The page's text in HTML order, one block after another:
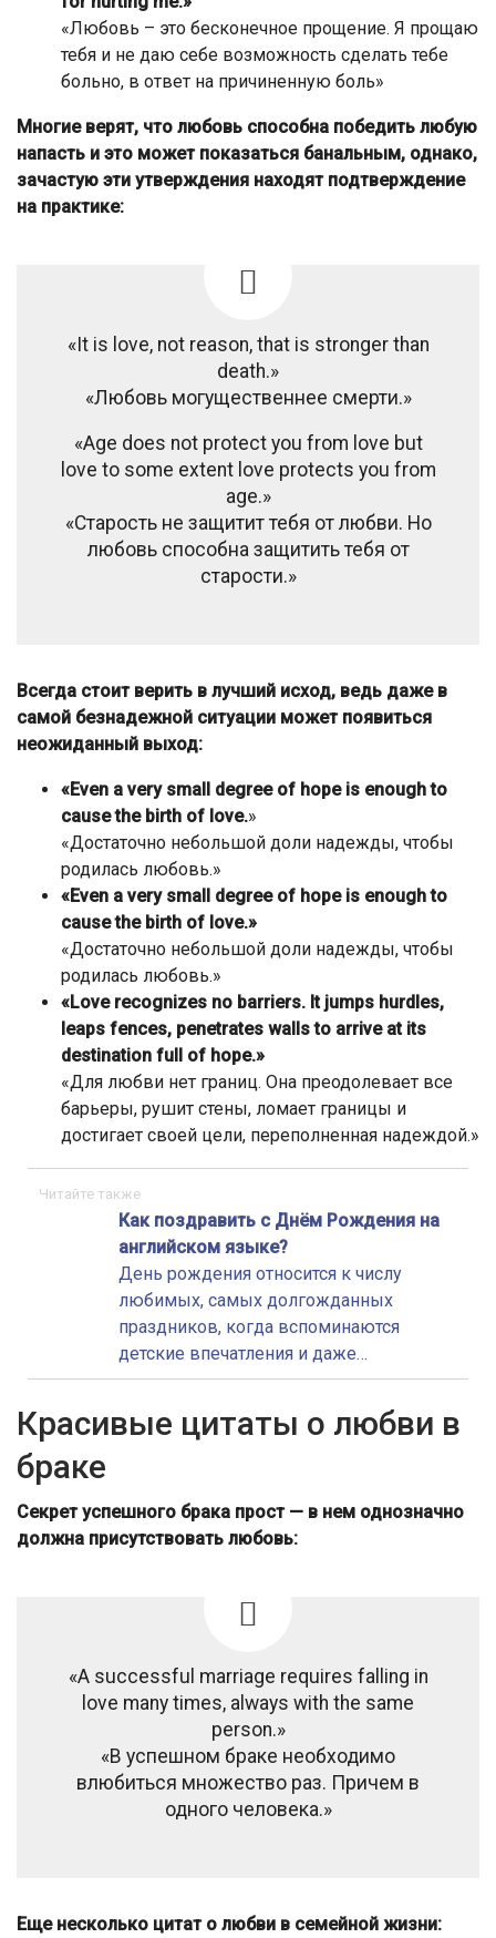
«Любовь – это бесконечное прощение. Я прощаю
тебя и не даю себе возможность сделать тебе
больно, в ответ на причиненную боль»
Многие верят, что любовь способна победить любую
напасть и это может показаться банальным, однако,
зачастую эти утверждения находят подтверждение
на практике:
«It is love, not reason, that is stronger than
death.»
«Любовь могущественнее смерти.»
«Age does not protect you from love but
love to some extent love protects you from
age.»
«Старость не защитит тебя от любви. Но
любовь способна защитить тебя от
старости.»
Всегда стоит верить в лучший исход, ведь даже в
самой безнадежной ситуации может появиться
неожиданный выход:
«Even a very small degree of hope is enough to
cause the birth of love.»
«Достаточно небольшой доли надежды, чтобы
родилась любовь.»
«Even a very small degree of hope is enough to
cause the birth of love.»
«Достаточно небольшой доли надежды, чтобы
родилась любовь.»
«Love recognizes no barriers. It jumps hurdles,
leaps fences, penetrates walls to arrive at its
destination full of hope.»
«Для любви нет границ. Она преодолевает все
барьеры, рушит стены, ломает границы и
достигает своей цели, переполненная надеждой.»
Читайте также
Как поздравить с Днём Рождения на
английском языке?
День рождения относится к числу
любимых, самых долгожданных
праздников, когда вспоминаются
детские впечатления и даже…
Красивые цитаты о любви в
браке
Секрет успешного брака прост — в нем однозначно
должна присутствовать любовь:
«A successful marriage requires falling in
love many times, always with the same
person.»
«В успешном браке необходимо
влюбиться множество раз. Причем в
одного человека.»
Еще несколько цитат о любви в семейной жизни: